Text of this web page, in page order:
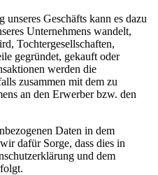
Geschäfts kann es dazu
Unternehmens wandelt,
Tochtergesellschaften,
gegründet, gekauft oder
werden die
zusammen mit dem zu
an den Erwerber bzw. den
Daten in dem
dafür Sorge, dass dies in
und dem